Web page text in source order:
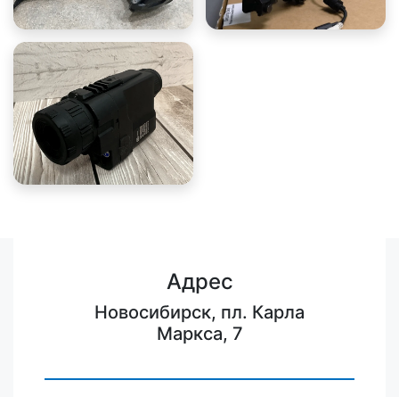
Адрес
Новосибирск, пл. Карла
Маркса, 7